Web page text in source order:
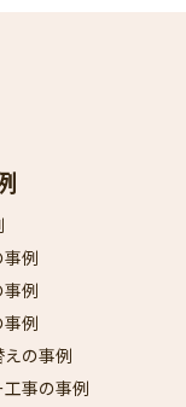
例
例
例
の事例
事の事例